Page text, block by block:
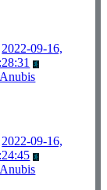
2022-09-16,
Anubis
2022-09-16,
Anubis